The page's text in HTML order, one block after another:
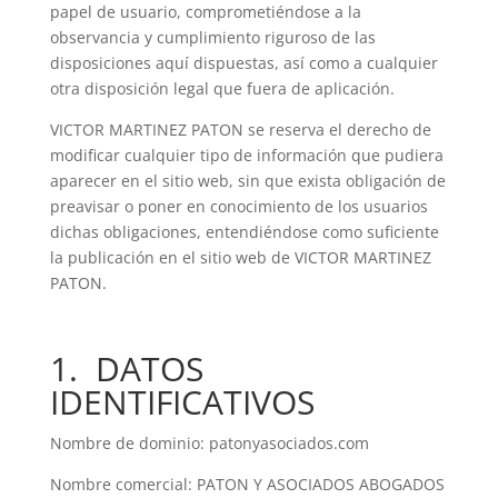
papel de usuario, comprometiéndose a la
observancia y cumplimiento riguroso de las
disposiciones aquí dispuestas, así como a cualquier
otra disposición legal que fuera de aplicación.
VICTOR MARTINEZ PATON se reserva el derecho de
modificar cualquier tipo de información que pudiera
aparecer en el sitio web, sin que exista obligación de
preavisar o poner en conocimiento de los usuarios
dichas obligaciones, entendiéndose como suficiente
la publicación en el sitio web de VICTOR MARTINEZ
PATON.
1. DATOS
IDENTIFICATIVOS
Nombre de dominio: patonyasociados.com
Nombre comercial: PATON Y ASOCIADOS ABOGADOS